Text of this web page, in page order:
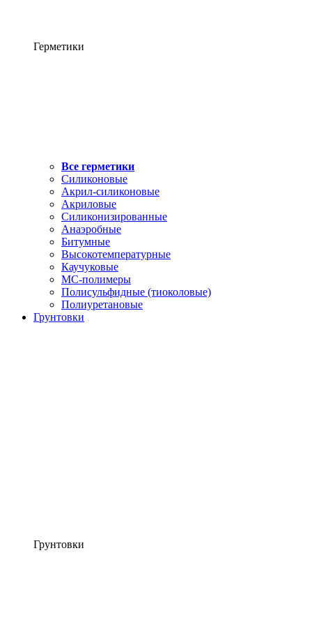
Герметики
Все герметики
Силиконовые
Акрил-силиконовые
Акриловые
Силиконизированные
Анаэробные
Битумные
Высокотемпературные
Каучуковые
МС-полимеры
Полисульфидные (тиоколовые)
Полиуретановые
Грунтовки
Грунтовки